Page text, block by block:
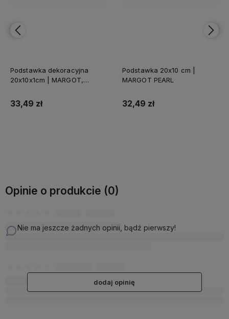
Podstawka dekoracyjna
20x10x1cm | MARGOT,
33,49 zł
Podstawka 20x10 cm |
MARGOT PEARL
32,49 zł
Opinie o produkcie (0)
Nie ma jeszcze żadnych opinii, bądź pierwszy!
dodaj opinię